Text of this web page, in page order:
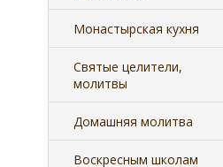
Монастырская кухня
Святые целители,
молитвы
Домашняя молитва
Воскресным школам